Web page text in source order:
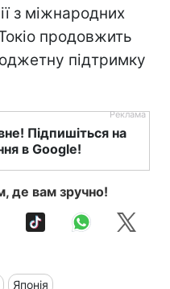
з міжнародних
продовжить
підтримку
Підпишіться на
в Google!
де вам зручно!
Японія